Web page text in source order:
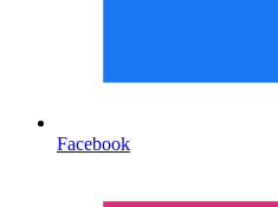
Facebook